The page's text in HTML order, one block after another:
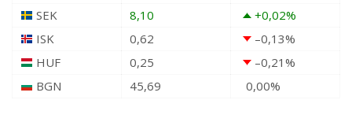
SEK
8,10 +0,02%
ISK
0,62 –0,13%
HUF
0,25 –0,21%
BGN
45,69 0,00%